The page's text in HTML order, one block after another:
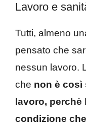
Lavoro e
Tutti, almeno
pensato che
nessun lavoro.
che non è così
lavoro,
condizione